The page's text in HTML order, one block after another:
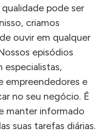
pode ser
criamos
ouvir em qualquer
episódios
especialistas,
empreendedores e
no seu negócio. É
manter informado
suas tarefas diárias.